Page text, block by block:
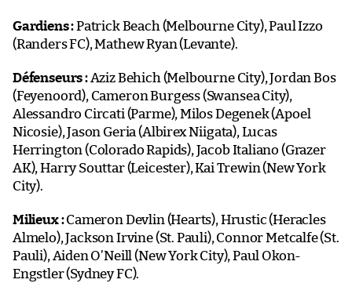
Gardiens :Patrick Beach (Melbourne City), Paul Izzo
(Randers FC), Mathew Ryan (Levante).
Défenseurs :Aziz Behich (Melbourne City), Jordan Bos
(Feyenoord), Cameron Burgess (Swansea City),
Alessandro Circati (Parme), Milos Degenek (Apoel
Nicosie), Jason Geria (Albirex Niigata), Lucas
Herrington (Colorado Rapids), Jacob Italiano (Grazer
AK), Harry Souttar (Leicester), Kai Trewin (New York
City).
Milieux :Cameron Devlin (Hearts), Hrustic (Heracles
Almelo), Jackson Irvine (St. Pauli), Connor Metcalfe (St.
Pauli), Aiden O’Neill (New York City), Paul Okon-
Engstler (Sydney FC).